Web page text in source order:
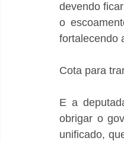
devendo
o
fortalecendo
Cota para
E a
obrigar o
unificado,